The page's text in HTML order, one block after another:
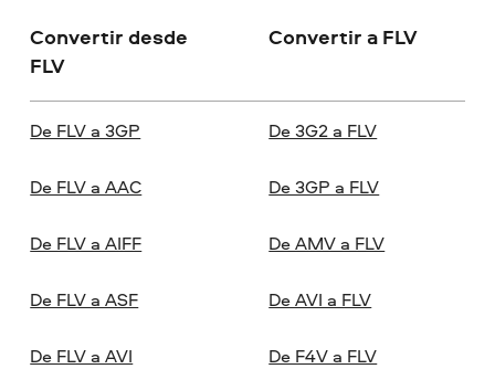
Convertir desde
FLV
Convertir a FLV
De FLV a 3GP
De FLV a AAC
De FLV a AIFF
De FLV a ASF
De FLV a AVI
De 3G2 a FLV
De 3GP a FLV
De AMV a FLV
De AVI a FLV
De F4V a FLV